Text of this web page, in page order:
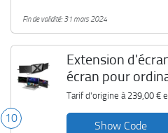
Fin de validité: 31 mars 2024
10
Extension
écran pour
17,3" GTMEDIA
Tarif d'origine à 239,00 €
Show Code